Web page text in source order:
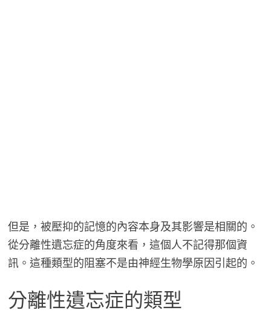
但是，被壓抑的記憶的內容本身及其影響是相關的。
從分離性遺忘症的角度來看，這個人不記得那個資
訊。這種類型的阻塞不是由神經生物學原因引起的。
分離性遺忘症的類型